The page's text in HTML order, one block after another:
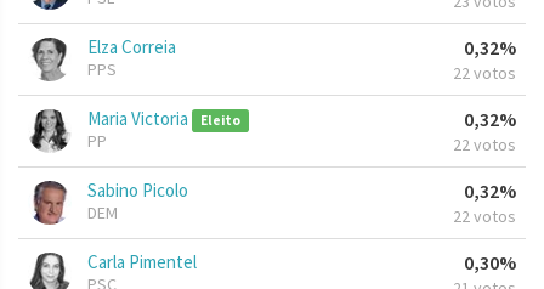
Elza Correia
PPS
0,32%
22 votos
Maria Victoria Eleito
PP
0,32%
22 votos
Sabino Picolo
DEM
0,32%
22 votos
Carla Pimentel
PSC
0,30%